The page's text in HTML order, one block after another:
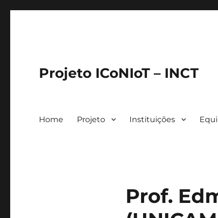
Projeto ICoNIoT – INCT
Home Projeto Instituições
Prof.